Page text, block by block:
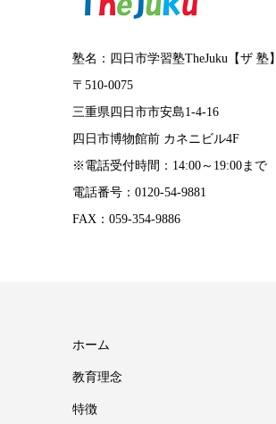
塾名：四日市学習塾TheJuku【ザ 塾】
〒510-0075
三重県四日市市安島1-4-16
四日市博物館前 カネニビル4F
※電話受付時間：14:00～19:00まで
電話番号：0120-54-9881
FAX：059-354-9886
ホーム
教育理念
特徴